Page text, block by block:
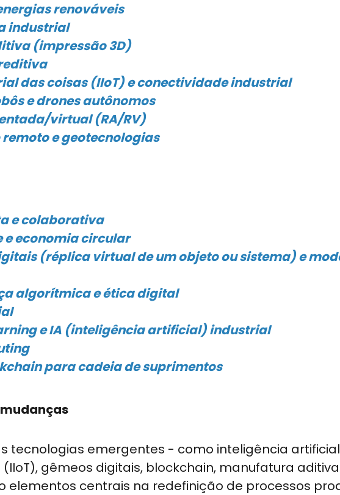
renováveis
industrial
(impressão 3D)
das coisas (IIoT) e conectividade industrial
e drones autônomos
virtual (RA/RV)
e geotecnologias
e colaborativa
economia circular
(réplica virtual de um objeto ou sistema) e
algorítmica e ética digital
e IA (inteligência artificial) industrial
para cadeia de suprimentos
tecnologias emergentes - como inteligência
gêmeos digitais, blockchain, manufatura
centrais na redefinição de processos